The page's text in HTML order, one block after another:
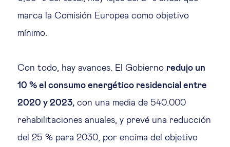
marca la Comisión Europea como objetivo
mínimo.
Con todo, hay avances. El Gobierno redujo un
10 % el consumo energético residencial entre
2020 y 2023, con una media de 540.000
rehabilitaciones anuales, y prevé una reducción
del 25 % para 2030, por encima del objetivo